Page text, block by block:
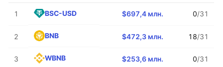
1 BSC-USD $697,4 млн. 0/31
2 BNB $472,3 млн. 18/31
3 WBNB $253,6 млн. 0/31